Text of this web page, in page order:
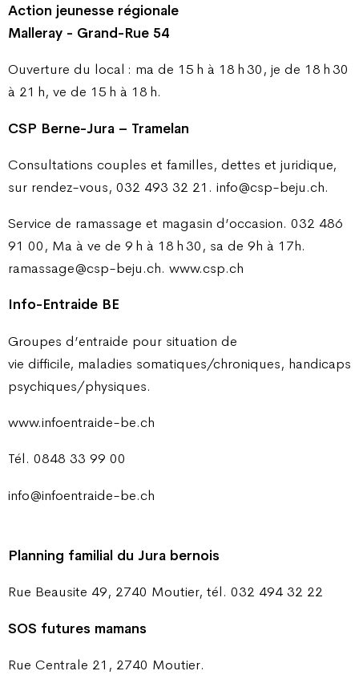
Action jeunesse régionale
Malleray - Grand-Rue 54
Ouverture du local : ma de 15 h à 18 h 30, je de 18 h 30
à 21 h, ve de 15 h à 18 h.
CSP Berne-Jura – Tramelan
Consultations couples et familles, dettes et juridique,
sur rendez-vous, 032 493 32 21. info@csp-beju.ch.
Service de ramassage et magasin d’occasion. 032 486
91 00, Ma à ve de 9 h à 18 h 30, sa de 9h à 17h.
ramassage@csp-beju.ch. www.csp.ch
Info-Entraide BE
Groupes d’entraide pour situation de
vie difficile, maladies somatiques/chroniques, handicaps
psychiques/physiques.
www.infoentraide-be.ch
Tél. 0848 33 99 00
info@infoentraide-be.ch
Planning familial du Jura bernois
Rue Beausite 49, 2740 Moutier, tél. 032 494 32 22
SOS futures mamans
Rue Centrale 21, 2740 Moutier.